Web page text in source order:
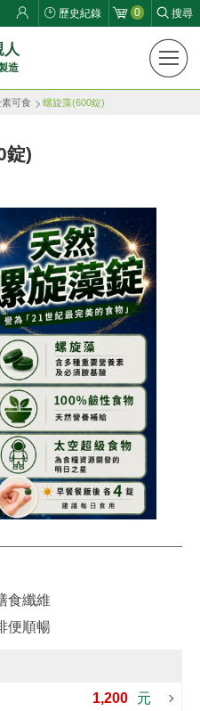
人
造
歷史紀錄 0 搜尋
素可食 螺旋藻(600錠)
錠)
食纖維
便順暢
1,200 元